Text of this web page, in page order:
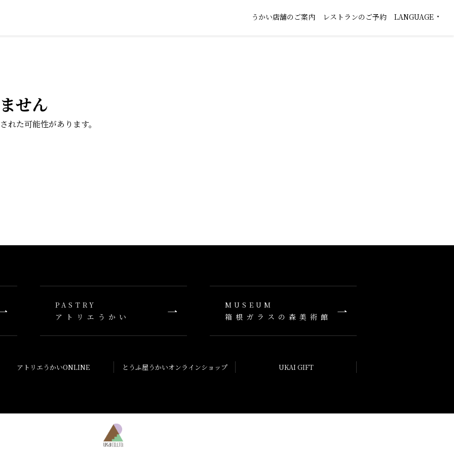
うかい店舗のご案内 レストランのご予約 LANGUAGE
せん
れた可能性があります。
PASTRY
アトリエうかい
MUSEUM
箱根ガラスの森美術館
アトリエうかいONLINE とうふ屋うかいオンラインショップ UKAI GIFT